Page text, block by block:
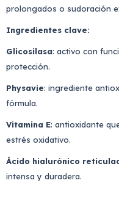
prolongados o sudoración
Ingredientes clave:
Glicosilasa: activo con
protección.
Physavie: ingrediente
fórmula.
Vitamina E: antioxidante
estrés oxidativo.
Ácido hialurónico
intensa y duradera.